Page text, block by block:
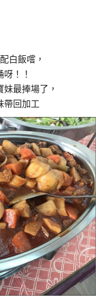
白飯嚐，
！！
最捧場了，
帶回加工